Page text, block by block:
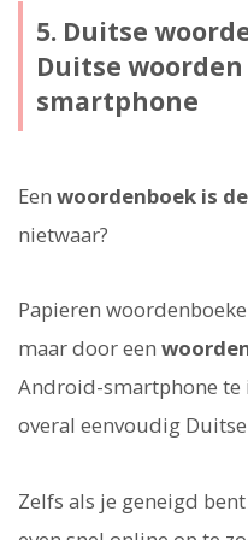
5. Duitse
Duitse
smartphone
Een woordenboek is
nietwaar?
Papieren
maar door een
Android-smartphone
overal eenvoudig
Zelfs als je geneigd